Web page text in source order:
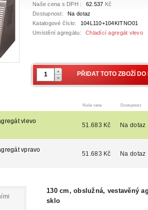
Naše cena s DPH :
62.537 Kč
Dostupnost:
Na dotaz
Katalogové číslo:
104L110+104KITNO01
Umístění agregátu:
Chladící agregát vlevo
Naše cena Dostupnost
vlevo
51.683 Kč Na dotaz
vpravo
51.683 Kč Na dotaz
130 cm, obslužná, vestavěný
sklo